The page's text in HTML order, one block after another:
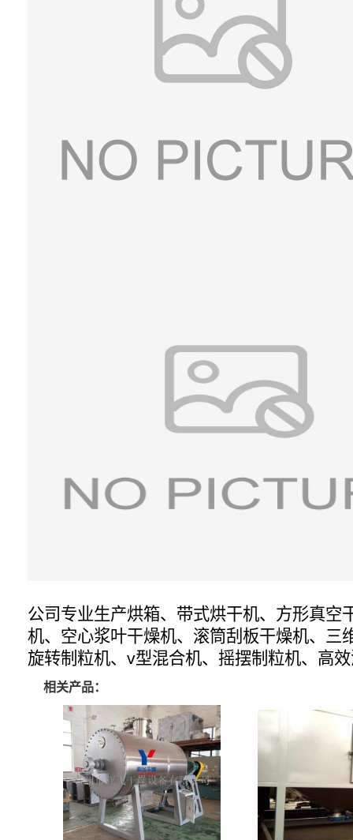
公司专业生产烘箱、带式烘干机、方形真
机、空心浆叶干燥机、滚筒刮板干燥机、三
旋转制粒机、v型混合机、摇摆制粒机、高
相关产品：